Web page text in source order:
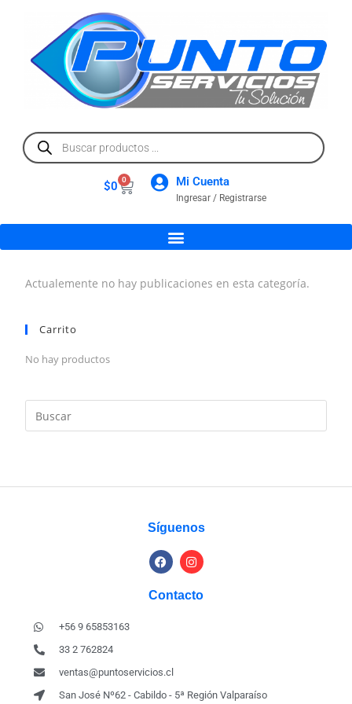
$0 0 Mi Cuenta
Ingresar / Registrarse
Actualemente no hay publicaciones en esta categoría.
Carrito
No hay productos
Síguenos
Contacto
+56 9 65853163
33 2 762824
ventas@puntoservicios.cl
San José Nº62 - Cabildo - 5ª Región Valparaíso